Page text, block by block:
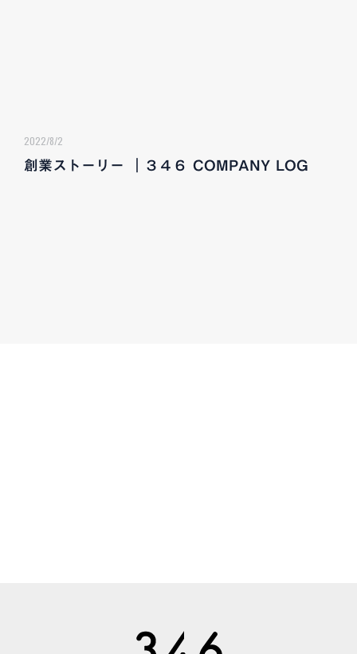
2022/8/2
創業ストーリー ｜３４６ COMPANY LOG